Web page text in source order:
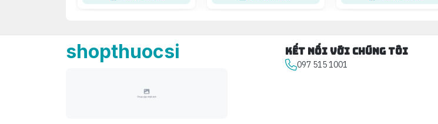
shopthuocsi Kết nối với chúng tôi
097 515 1001